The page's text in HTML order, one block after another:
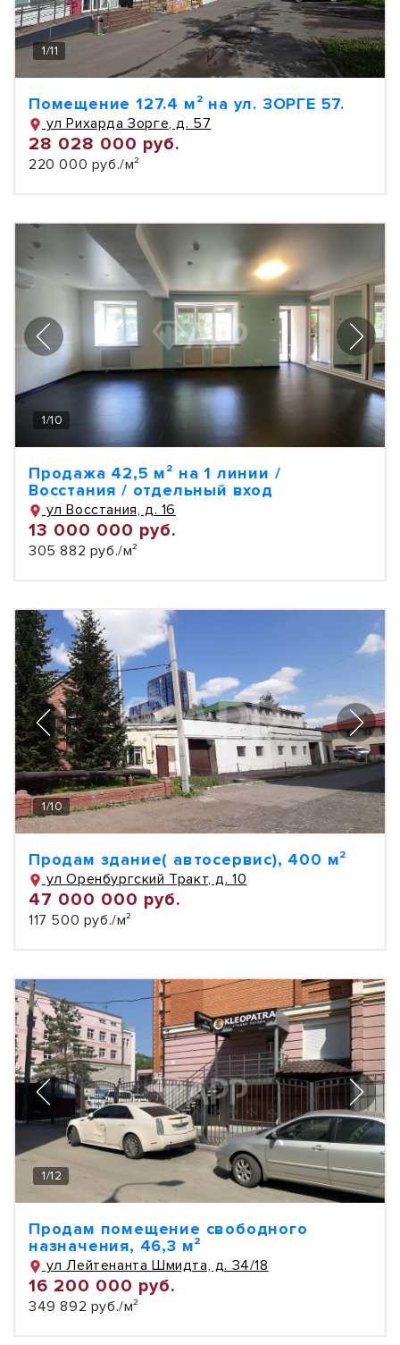
1/11
Помещение 127.4 м² на ул. ЗОРГЕ 57.
ул Рихарда Зорге, д. 57
28 028 000 руб.
220 000 руб./м²
1/10
Продажа 42,5 м² на 1 линии /
Восстания / отдельный вход
ул Восстания, д. 16
13 000 000 руб.
305 882 руб./м²
1/10
Продам здание( автосервис), 400 м²
ул Оренбургский Тракт, д. 10
47 000 000 руб.
117 500 руб./м²
1/12
Продам помещение свободного
назначения, 46,3 м²
ул Лейтенанта Шмидта, д. 34/18
16 200 000 руб.
349 892 руб./м²